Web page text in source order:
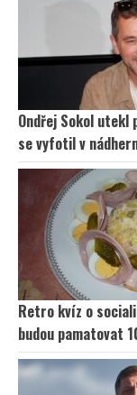
Ondřej Sokol utekl
se vyfotil v
Retro kvíz o
budou pamatovat